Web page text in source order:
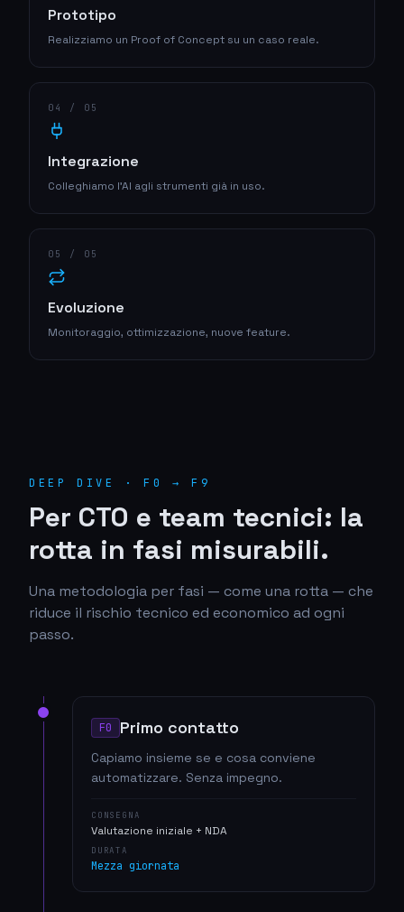
Prototipo
Realizziamo un Proof of Concept su un caso reale.
0 4 / 05
Integrazione
Colleghiamo l'AI agli strumenti già in uso.
0 5 / 05
Evoluzione
Monitoraggio, ottimizzazione, nuove feature.
DEEP DIVE · F0 → F9
Per CTO e team tecnici: la
rotta in fasi misurabili.
Una metodologia per fasi — come una rotta — che
riduce il rischio tecnico ed economico ad ogni
passo.
F0 Primo contatto
Capiamo insieme se e cosa conviene
automatizzare. Senza impegno.
CONSEGNA
Valutazione iniziale + NDA
DURATA
Mezza giornata